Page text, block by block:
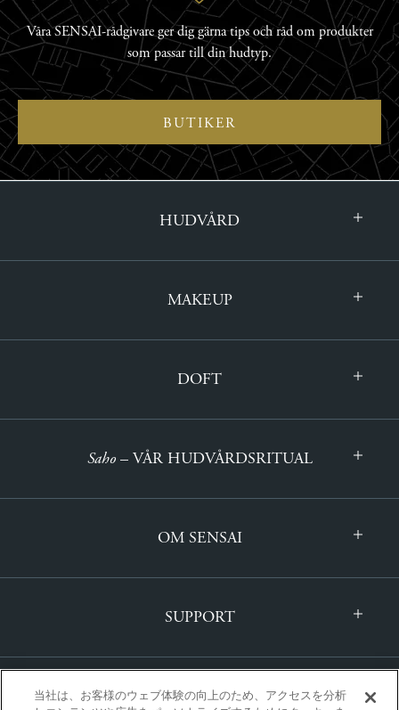
Våra SENSAI-rådgivare ger dig gärna tips och råd om produkter
som passar till din hudtyp.
BUTIKER
HUDVÅRD
MAKEUP
DOFT
Saho– VÅR HUDVÅRDSRITUAL
OM SENSAI
SUPPORT
当社は、お客様のウェブ体験の向上のため、アクセスを分析